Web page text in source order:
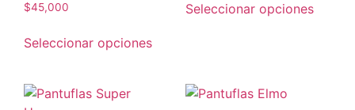
$45,000
Seleccionar opciones
Seleccionar opciones